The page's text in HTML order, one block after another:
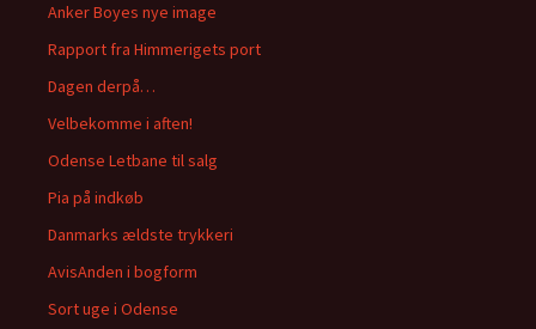
Anker Boyes nye image
Rapport fra Himmerigets port
Dagen derpå…
Velbekomme i aften!
Odense Letbane til salg
Pia på indkøb
Danmarks ældste trykkeri
AvisAnden i bogform
Sort uge i Odense